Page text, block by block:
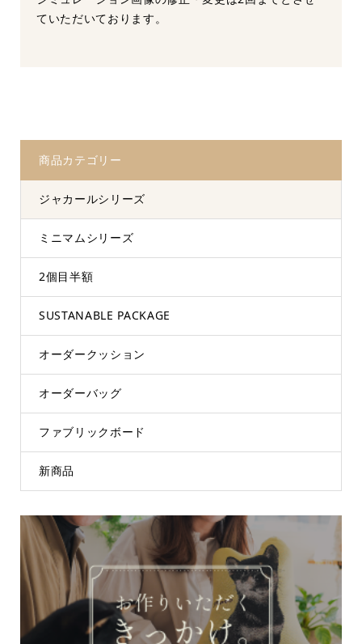
ていただいております。
商品カテゴリー
ジャカールシリーズ
ミニマムシリーズ
2個目半額
SUSTANABLE PACKAGE
オーダークッション
オーダーバッグ
ファブリックボード
新商品